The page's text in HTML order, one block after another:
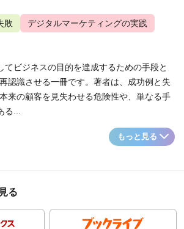
敗
デジタルマーケティングの実践
てビジネスの目的を達成するための手段と
認識させる一冊です。著者は、成功例と失
来の顧客を見失わせる危険性や、単なる手
...
もっと見る
る